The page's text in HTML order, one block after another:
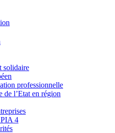
solidaire
professionnelle
de l’Etat en région
4